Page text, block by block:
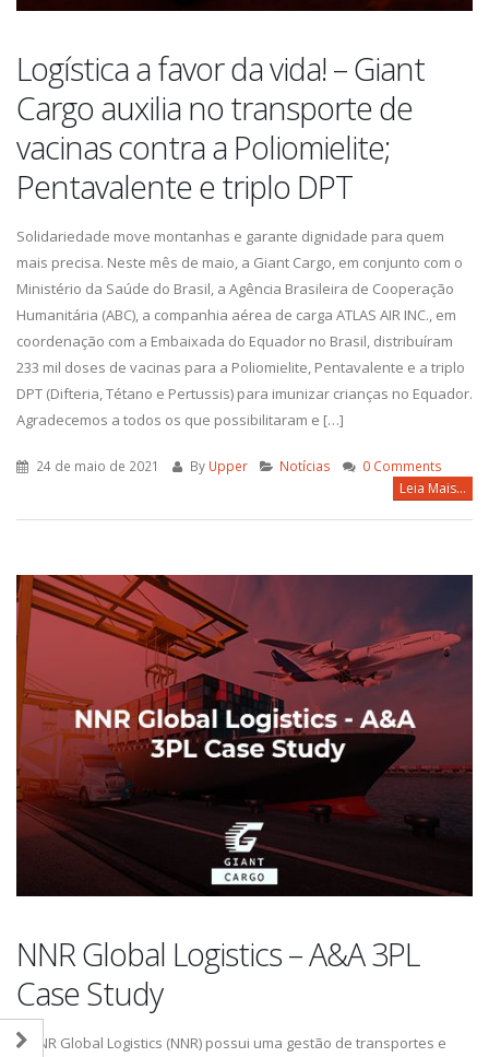
Logística a favor da vida! – Giant
Cargo auxilia no transporte de
vacinas contra a Poliomielite;
Pentavalente e triplo DPT
Solidariedade move montanhas e garante dignidade para quem
mais precisa. Neste mês de maio, a Giant Cargo, em conjunto com o
Ministério da Saúde do Brasil, a Agência Brasileira de Cooperação
Humanitária (ABC), a companhia aérea de carga ATLAS AIR INC., em
coordenação com a Embaixada do Equador no Brasil, distribuíram
233 mil doses de vacinas para a Poliomielite, Pentavalente e a triplo
DPT (Difteria, Tétano e Pertussis) para imunizar crianças no Equador.
Agradecemos a todos os que possibilitaram e […]
24 de maio de 2021 By Upper Notícias 0 Comments
Leia Mais...
NNR Global Logistics – A&A 3PL
Case Study
A NNR Global Logistics (NNR) possui uma gestão de transportes e